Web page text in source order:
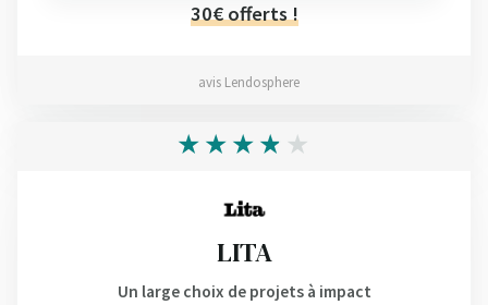
30€ offerts !
avis Lendosphere
LITA
Un large choix de projets à impact